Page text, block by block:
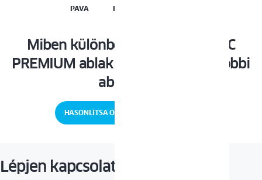
PAVA PRISMATIC
Miben különbözik a WINERGETIC
PREMIUM ablak az OKNOPLAST többi
ablakától?
HASONLÍTSA ÖSSZE MÁS ABLAKOKKAL
Lépjen kapcsolatba velünk